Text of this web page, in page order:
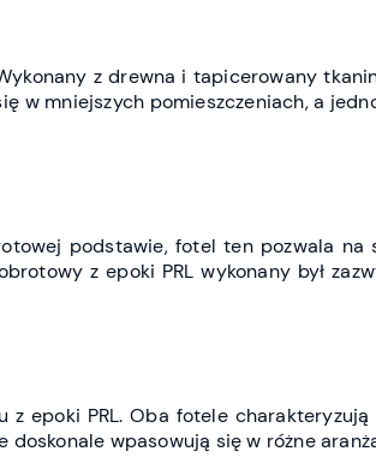
z drewna i tapicerowany
w mniejszych pomieszczeniach, a
podstawie, fotel ten pozwala
z epoki PRL wykonany był
epoki PRL. Oba fotele
wpasowują się w różne